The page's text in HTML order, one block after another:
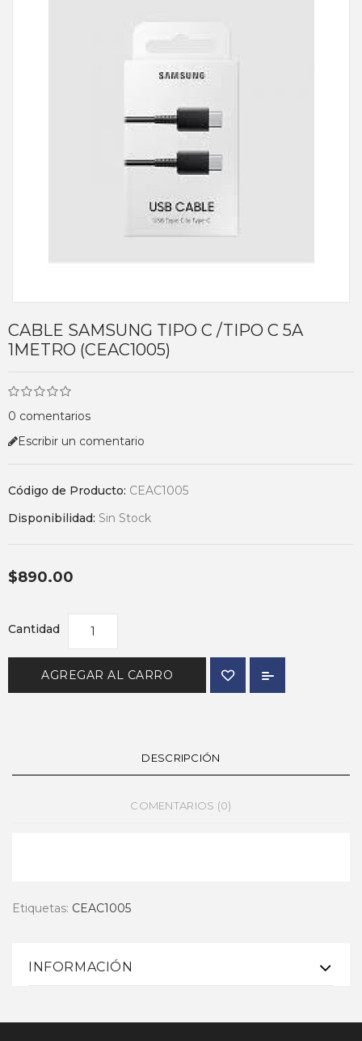
CABLE SAMSUNG TIPO C /TIPO C 5A
1METRO (CEAC1005)
0 comentarios
Escribir un comentario
Código de Producto: CEAC1005
Disponibilidad: Sin Stock
$890.00
Cantidad
AGREGAR AL CARRO
DESCRIPCIÓN
COMENTARIOS (0)
Etiquetas: CEAC1005
INFORMACIÓN